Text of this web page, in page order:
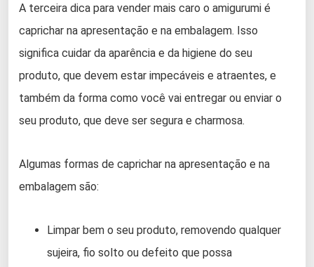
A terceira dica para vender mais caro o amigurumi é
caprichar na apresentação e na embalagem. Isso
significa cuidar da aparência e da higiene do seu
produto, que devem estar impecáveis e atraentes, e
também da forma como você vai entregar ou enviar o
seu produto, que deve ser segura e charmosa.
Algumas formas de caprichar na apresentação e na
embalagem são:
Limpar bem o seu produto, removendo qualquer
sujeira, fio solto ou defeito que possa